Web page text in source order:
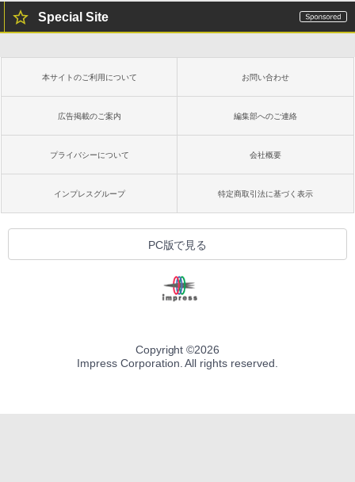
Special Site
本サイトのご利用について お問い合わせ
広告掲載のご案内 編集部へのご連絡
プライバシーについて 会社概要
インプレスグループ 特定商取引法に基づく表示
PC版で見る
Copyright ©2026
Impress Corporation. All rights reserved.